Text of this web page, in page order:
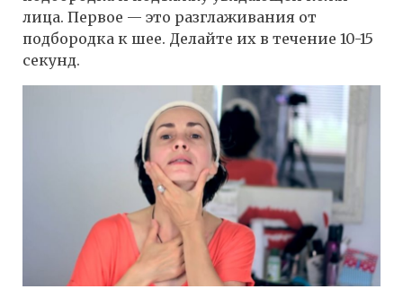
лица. Первое — это разглаживания от
подбородка к шее. Делайте их в течение 10-15
секунд.